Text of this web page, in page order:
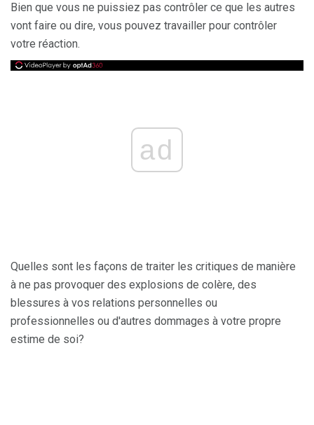
Bien que vous ne puissiez pas contrôler ce que les autres
vont faire ou dire, vous pouvez travailler pour contrôler
votre réaction.
ad
Quelles sont les façons de traiter les critiques de manière
à ne pas provoquer des explosions de colère, des
blessures à vos relations personnelles ou
professionnelles ou d'autres dommages à votre propre
estime de soi?